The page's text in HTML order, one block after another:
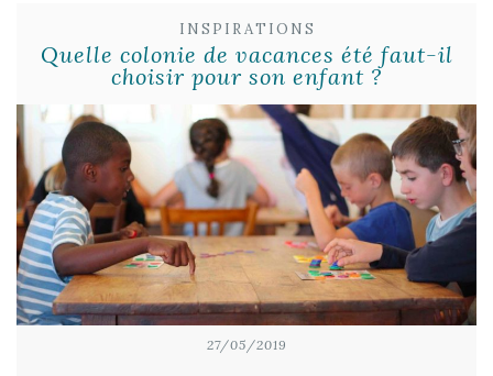
INSPIRATIONS
Quelle colonie de vacances été faut-il
choisir pour son enfant ?
27/05/2019